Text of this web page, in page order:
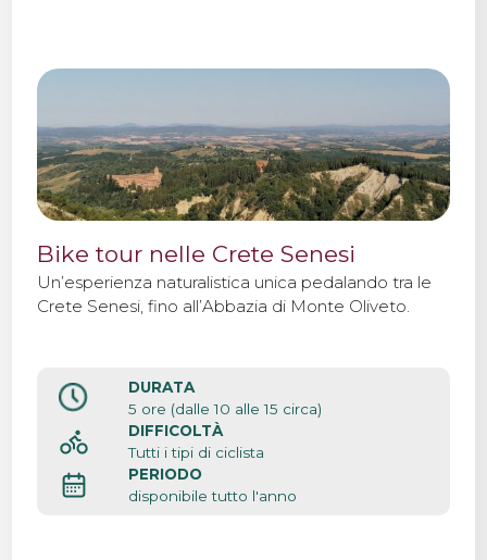
Bike tour nelle Crete Senesi
Un’esperienza naturalistica unica pedalando tra le
Crete Senesi, fino all’Abbazia di Monte Oliveto.
DURATA
5 ore (dalle 10 alle 15 circa)
DIFFICOLTÀ
Tutti i tipi di ciclista
PERIODO
disponibile tutto l'anno